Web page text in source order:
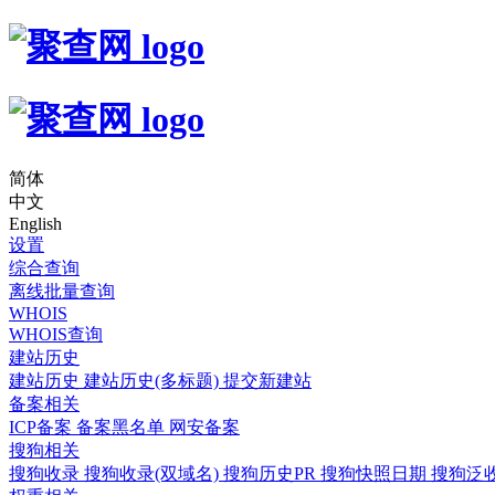
简体
中文
English
设置
综合查询
离线批量查询
WHOIS
WHOIS查询
建站历史
建站历史 建站历史(多标题) 提交新建站
备案相关
ICP备案 备案黑名单 网安备案
搜狗相关
搜狗收录 搜狗收录(双域名) 搜狗历史PR 搜狗快照日期 搜狗泛